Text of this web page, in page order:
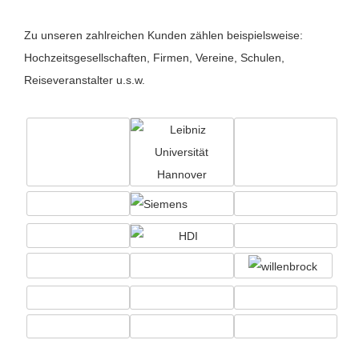
Zu unseren zahlreichen Kunden zählen beispielsweise:
Hochzeitsgesellschaften, Firmen, Vereine, Schulen,
Reiseveranstalter u.s.w.